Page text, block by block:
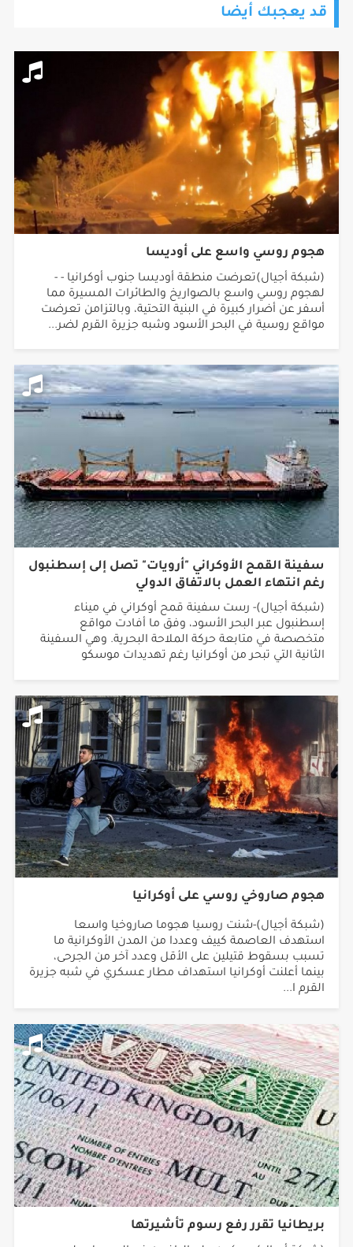
قد يعجبك أيضا
هجوم روسي واسع على أوديسا
(شبكة أجيال)تعرضت منطقة أوديسا جنوب أوكرانيا - -
لهجوم روسي واسع بالصواريخ والطائرات المسيرة مما
أسفر عن أضرار كبيرة في البنية التحتية، وبالتزامن تعرضت
مواقع روسية في البحر الأسود وشبه جزيرة القرم لضر...
سفينة القمح الأوكراني "أرويات" تصل إلى إسطنبول
رغم انتهاء العمل بالاتفاق الدولي
(شبكة أجيال)- رست سفينة قمح أوكراني في ميناء
إسطنبول عبر البحر الأسود، وفق ما أفادت مواقع
متخصصة في متابعة حركة الملاحة البحرية. وهي السفينة
الثانية التي تبحر من أوكرانيا رغم تهديدات موسكو
هجوم صاروخي روسي على أوكرانيا
(شبكة أجيال)-شنت روسيا هجوما صاروخيا واسعا
استهدف العاصمة كييف وعددا من المدن الأوكرانية ما
تسبب بسقوط قتيلين على الأقل وعدد آخر من الجرحى،
بينما أعلنت أوكرانيا استهداف مطار عسكري في شبه جزيرة
القرم ا...
بريطانيا تقرر رفع رسوم تأشيرتها